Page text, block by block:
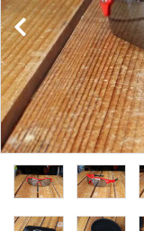
特集で選ぶ
価格で選ぶ
買取案内
レンタル・修理
店舗情報